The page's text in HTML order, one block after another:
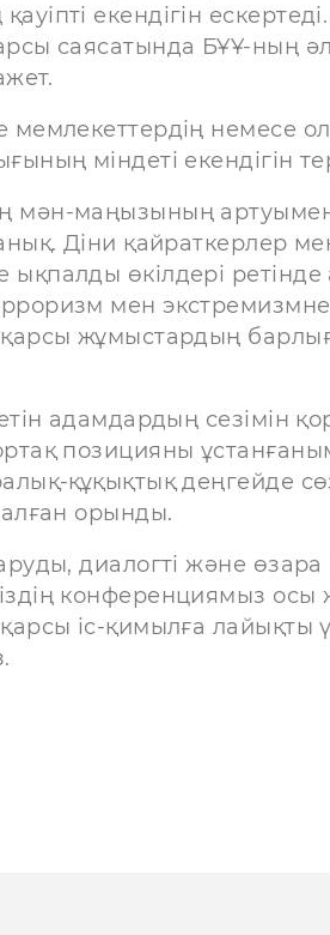
екендігін
саясатында БҰҰ-ның
немесе
міндеті екендігін
мән-маңызының артуымен
Діни қайраткерлер
өкілдері
мен
жұмыстардың
адамдардың сезімін
позицияны
құқықтық деңгейде
алған орынды.
диалогті және өзара
конференциямыз осы
іс-қимылға лайықты